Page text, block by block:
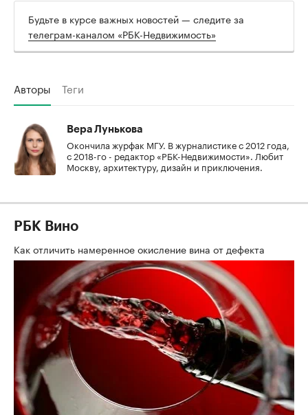
Будьте в курсе важных новостей — следите за
телеграм-каналом «РБК-Недвижимость»
Авторы Теги
Вера Лунькова
Окончила журфак МГУ. В журналистике с 2012 года,
с 2018-го - редактор «РБК-Недвижимости». Любит
Москву, архитектуру, дизайн и приключения.
РБК Вино
Как отличить намеренное окисление вина от дефекта